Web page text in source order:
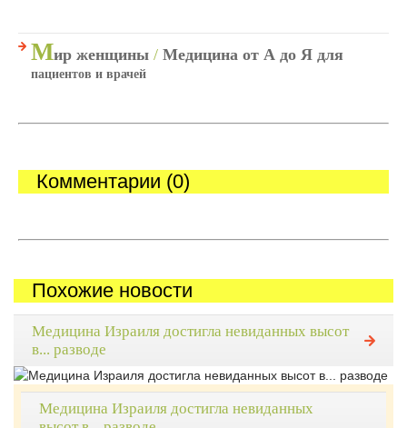
Мир женщины / Медицина от А до Я для
пациентов и врачей
Комментарии (0)
Похожие новости
Медицина Израиля достигла невиданных высот
в... разводе
Медицина Израиля достигла невиданных